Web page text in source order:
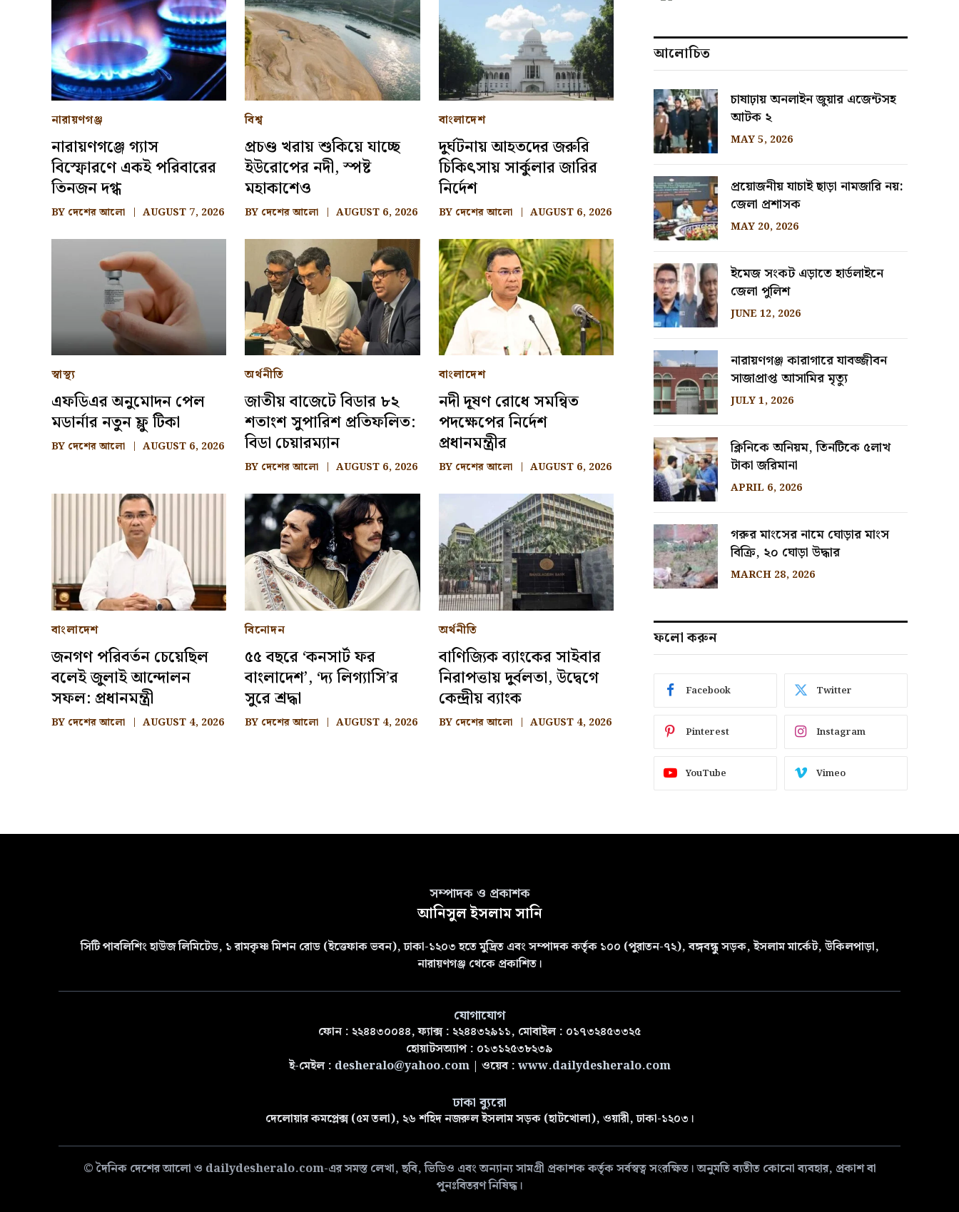
নারায়ণগঞ্জ
নারায়ণগঞ্জে গ্যাস
বিস্ফোরণে একই পরিবারের
তিনজন দগ্ধ
BY দেশের আলো AUGUST 7, 2026
বিশ্ব
প্রচণ্ড খরায় শুকিয়ে যাচ্ছে
ইউরোপের নদী, স্পষ্ট
মহাকাশেও
BY দেশের আলো AUGUST 6, 2026
বাংলাদেশ
দুর্ঘটনায় আহতদের জরুরি
চিকিৎসায় সার্কুলার জারির
নির্দেশ
BY দেশের আলো AUGUST 6, 2026
স্বাস্থ্য
এফডিএর অনুমোদন পেল
মডার্নার নতুন ফ্লু টিকা
BY দেশের আলো AUGUST 6, 2026
অর্থনীতি
জাতীয় বাজেটে বিডার ৮২
শতাংশ সুপারিশ প্রতিফলিত:
বিডা চেয়ারম্যান
BY দেশের আলো AUGUST 6, 2026
বাংলাদেশ
নদী দূষণ রোধে সমন্বিত
পদক্ষেপের নির্দেশ
প্রধানমন্ত্রীর
BY দেশের আলো AUGUST 6, 2026
বাংলাদেশ
জনগণ পরিবর্তন চেয়েছিল
বলেই জুলাই আন্দোলন
সফল: প্রধানমন্ত্রী
BY দেশের আলো AUGUST 4, 2026
বিনোদন
৫৫ বছরে ‘কনসার্ট ফর
বাংলাদেশ’, ‘দ্য লিগ্যাসি’র
সুরে শ্রদ্ধা
BY দেশের আলো AUGUST 4, 2026
অর্থনীতি
বাণিজ্যিক ব্যাংকের সাইবার
নিরাপত্তায় দুর্বলতা, উদ্বেগে
কেন্দ্রীয় ব্যাংক
BY দেশের আলো AUGUST 4, 2026
আলোচিত
চাষাঢ়ায় অনলাইন জুয়ার এজেন্টসহ
আটক ২
MAY 5, 2026
প্রয়োজনীয় যাচাই ছাড়া নামজারি নয়:
জেলা প্রশাসক
MAY 20, 2026
ইমেজ সংকট এড়াতে হার্ডলাইনে
জেলা পুলিশ
JUNE 12, 2026
নারায়ণগঞ্জ কারাগারে যাবজ্জীবন
সাজাপ্রাপ্ত আসামির মৃত্যু
JULY 1, 2026
ক্লিনিকে অনিয়ম, তিনটিকে ৫লাখ
টাকা জরিমানা
APRIL 6, 2026
গরুর মাংসের নামে ঘোড়ার মাংস
বিক্রি, ২০ ঘোড়া উদ্ধার
MARCH 28, 2026
ফলো করুন
Facebook Twitter
Pinterest Instagram
YouTube Vimeo
সম্পাদক ও প্রকাশক
আনিসুল ইসলাম সানি
সিটি পাবলিশিং হাউজ লিমিটেড, ১ রামকৃষ্ণ মিশন রোড (ইত্তেফাক ভবন), ঢাকা-১২০৩ হতে মুদ্রিত এবং সম্পাদক কর্তৃক ১০০ (পুরাতন-৭২), বঙ্গবন্ধু সড়ক, ইসলাম মার্কেট, উকিলপাড়া,
নারায়ণগঞ্জ থেকে প্রকাশিত।
যোগাযোগ
ফোন : ২২৪৪৩০০৪৪, ফ্যাক্স : ২২৪৪৩২৯১১, মোবাইল : ০১৭৩২৪৫৩৩২৫
হোয়াটসঅ্যাপ : ০১৩১২৫৩৮২৩৯
ই-মেইল : desheralo@yahoo.com| ওয়েব : www.dailydesheralo.com
ঢাকা ব্যুরো
দেলোয়ার কমপ্লেক্স (৫ম তলা), ২৬ শহিদ নজরুল ইসলাম সড়ক (হাটখোলা), ওয়ারী, ঢাকা-১২০৩।
© দৈনিক দেশের আলো ও dailydesheralo.com-এর সমস্ত লেখা, ছবি, ভিডিও এবং অন্যান্য সামগ্রী প্রকাশক কর্তৃক সর্বস্বত্ব সংরক্ষিত। অনুমতি ব্যতীত কোনো ব্যবহার, প্রকাশ বা
পুনঃবিতরণ নিষিদ্ধ।